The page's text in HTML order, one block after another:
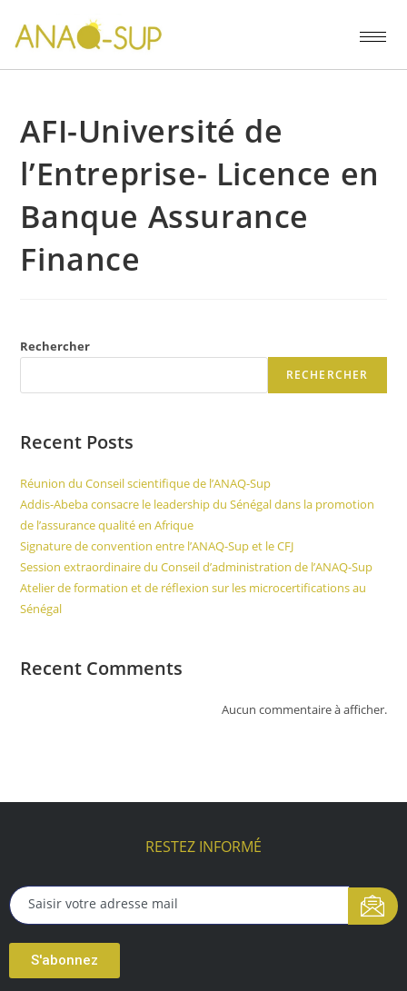
AFI-Université de
l’Entreprise- Licence en
Banque Assurance
Finance
Rechercher
RECHERCHER
Recent Posts
Réunion du Conseil scientifique de l’ANAQ-Sup
Addis-Abeba consacre le leadership du Sénégal dans la promotion
de l’assurance qualité en Afrique
Signature de convention entre l’ANAQ-Sup et le CFJ
Session extraordinaire du Conseil d’administration de l’ANAQ-Sup
Atelier de formation et de réflexion sur les microcertifications au
Sénégal
Recent Comments
Aucun commentaire à afficher.
RESTEZ INFORMÉ
S'abonnez